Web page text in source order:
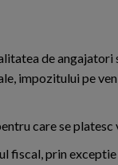
de angajatori
impozitului pe
care se
fiscal, prin exceptie